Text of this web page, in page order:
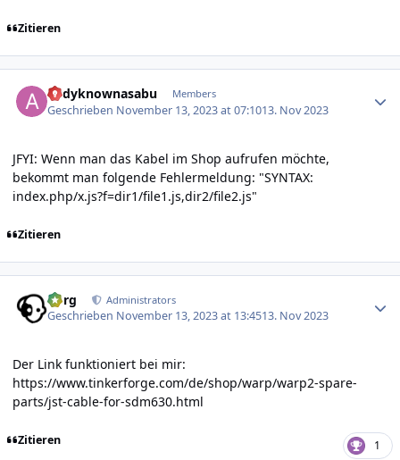
Zitieren
andyknownasabu Members
Geschrieben November 13, 2023 at 07:1013. Nov 2023
JFYI: Wenn man das Kabel im Shop aufrufen möchte,
bekommt man folgende Fehlermeldung: "SYNTAX:
index.php/x.js?f=dir1/file1.js,dir2/file2.js"
Zitieren
borg Administrators
Geschrieben November 13, 2023 at 13:4513. Nov 2023
Der Link funktioniert bei mir:
https://www.tinkerforge.com/de/shop/warp/warp2-spare-
parts/jst-cable-for-sdm630.html
Zitieren 1